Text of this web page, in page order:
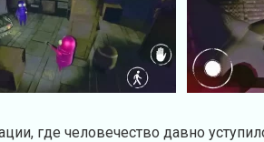
где человечество давно